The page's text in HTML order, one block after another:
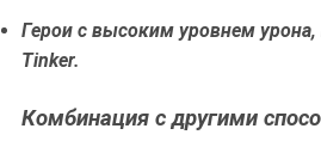
Герои с высоким уровнем
Tinker.
Комбинация с другими